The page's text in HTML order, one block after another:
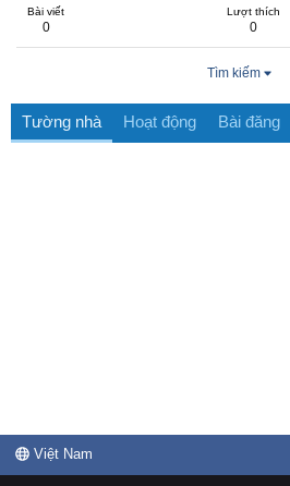
Bài viết
0
Lượt thích
0
Tìm kiếm
Tường nhà Hoạt động Bài đăng
Việt Nam